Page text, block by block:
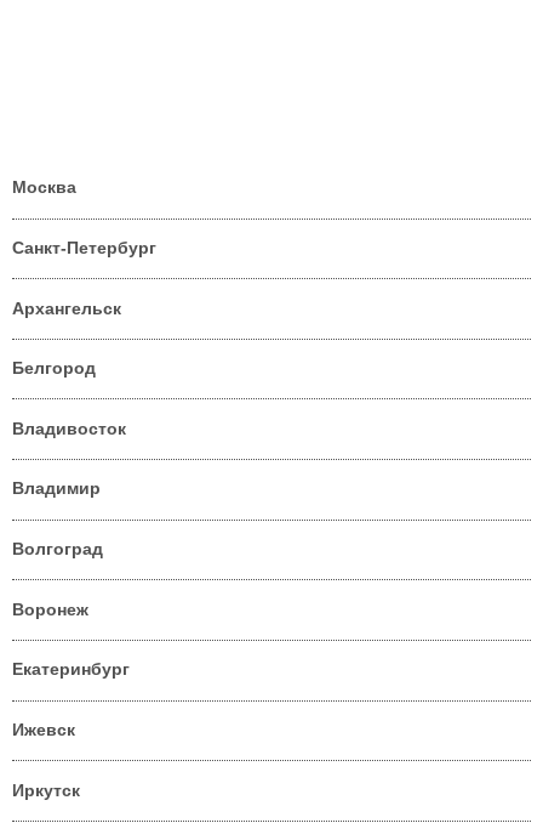
Москва
Санкт-Петербург
Архангельск
Белгород
Владивосток
Владимир
Волгоград
Воронеж
Екатеринбург
Ижевск
Иркутск